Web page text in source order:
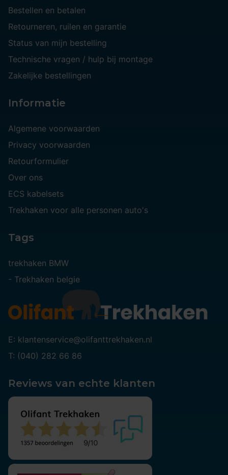
Bestellen en betalen
Retourneren, ruilen en garantie
Status van mijn bestelling
Technische vragen / hulp bij montage
Zakelijke bestellingen
Informatie
Algemene voorwaarden
Privacy voorwaarden
Retourformulier
Over ons
ECS kabelsets
Trekhaken voor alle personen auto's
Tags
trekhaken BMW
- Trekhaken belgie
E: klantenservice@olifanttrekhaken.nl
T: (040) 282 66 86
Reviews van echte klanten